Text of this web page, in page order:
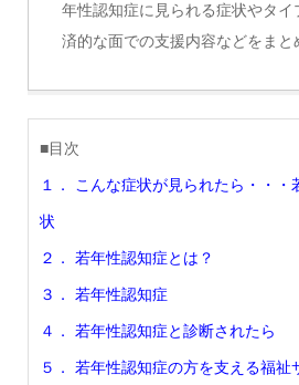
年性認知症に見られる症状やタイ
済的な面での支援内容などをまと
■目次
１． こんな症状が見られたら・・・
状
２． 若年性認知症とは？
３． 若年性認知症
４． 若年性認知症と診断されたら
５． 若年性認知症の方を支える福祉